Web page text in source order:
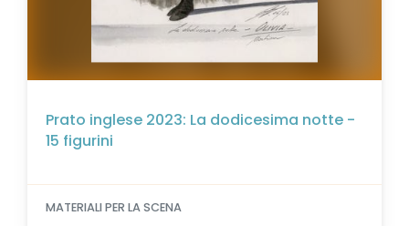
Prato inglese 2023: La dodicesima notte -
15 figurini
MATERIALI PER LA SCENA